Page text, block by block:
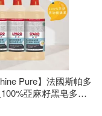
(1) Pure】法國斯帕多
亞麻籽黑皂多功
潔劑(*99.7%天然來